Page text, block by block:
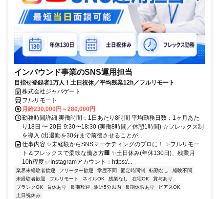
インバウンド事業のSNS運用担当
目指せ登録者1万人！土日祝休／平均残業12h／フルリモート
株式会社ジャパゲート
フルリモート
月給230,000円～280,000円
勤務時間詳細 実働時間：1日あたり8時間 平均勤務日数：1ヶ月あた
り18日 〜 20日 9:30〜18:30 (実働8時間／休憩1時間) ☆フレックス制
を導入 (出退勤を30分まで前後させることが...
仕事内容 ✨未経験からSNSマーケティングのプロに！ ✨フルリモー
ト＆フレックスで柔軟な働き方🏢 ✨土日休み(年休130日)、残業月
10h程度 ✅Instagramアカウント ↓ https:/...
業界未経験者歓迎 フリーター歓迎 学歴不問 固定時間制 転勤なし
経験不問
未経験者歓迎
フルリモート ネイルOK 残業なし 在宅OK
賞与あり
ブランクOK
育休あり 長期歓迎 駅近5分以内 長期休暇あり
ピアスOK
土日祝休み